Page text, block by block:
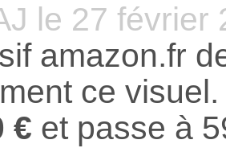
le 27 février
amazon.fr
ce
€ et passe à